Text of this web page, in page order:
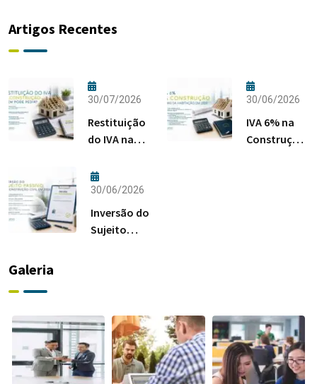
Artigos Recentes
30/07/2026
Restituição
do IVA na
Quem Pode
Pedir?
30/06/2026
IVA 6% na
Construção:
30/06/2026
Inversão do
Sujeito
Galeria